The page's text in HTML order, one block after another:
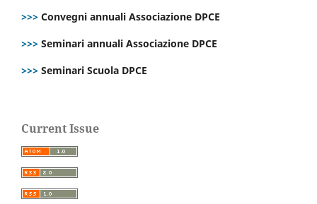
>>> Convegni annuali Associazione DPCE
>>> Seminari annuali Associazione DPCE
>>> Seminari Scuola DPCE
Current Issue